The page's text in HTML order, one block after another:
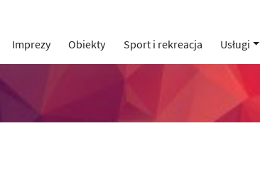
Imprezy Obiekty Sport i rekreacja Usługi